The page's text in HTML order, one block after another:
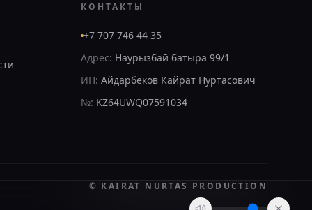
КОНТАКТЫ
+7 707 746 44 35
Адрес: Наурызбай батыра 99/1
ИП: Айдарбеков Кайрат Нуртасович
№: KZ64UWQ07591034
© KAIRAT NURTAS PRODUCTION